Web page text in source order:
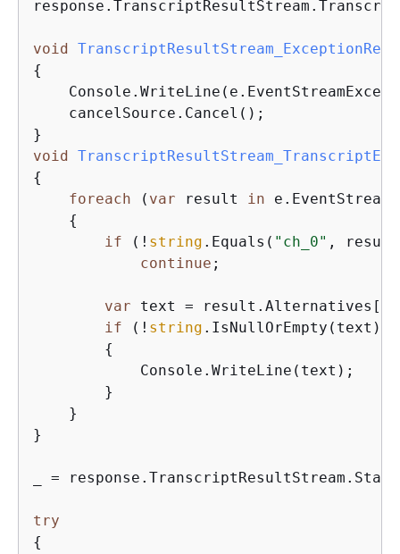
void
{
    cancelSource.Cancel();
void
{
foreach ( var result in
{
if (! string .Equals( "ch_0" ,
continue ;
var text = result.Alternatives[
if (! string .IsNullOrEmpty(text))
{
            Console.WriteLine(text);
        }
    }
}
_ =
try
{